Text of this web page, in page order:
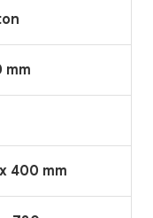
mm
400 mm